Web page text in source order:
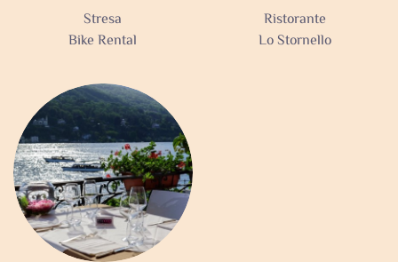
Stresa
Bike Rental
Ristorante
Lo Stornello